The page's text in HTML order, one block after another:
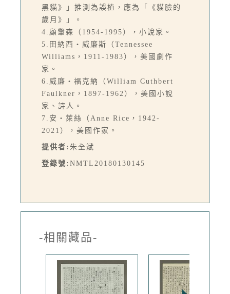
黑貓》」推測為誤植，應為「《貓臉的
歲月》」。
4.顧肇森（1954-1995），小說家。
5.田納西‧威廉斯（Tennessee
Williams，1911-1983），美國劇作
家。
6.威廉‧福克納（William Cuthbert
Faulkner，1897-1962），美國小說
家、詩人。
7.安‧萊絲（Anne Rice，1942-
2021），美國作家。
提供者: 朱全斌
登錄號: NMTL20180130145
-相關藏品-